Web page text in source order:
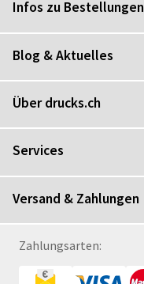
Infos zu Bestellungen
Blog & Aktuelles
Über drucks.ch
Services
Versand & Zahlungen
Zahlungsarten: